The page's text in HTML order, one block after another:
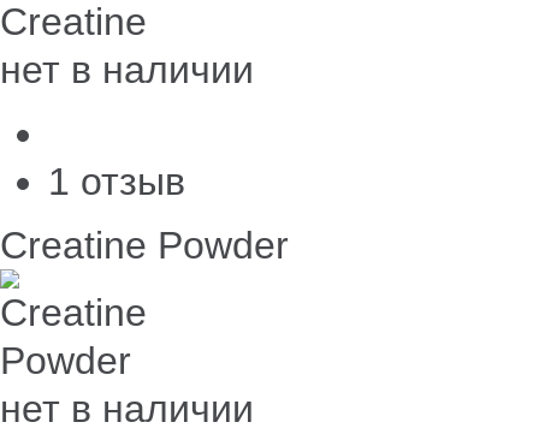
нет в наличии
1 отзыв
Creatine Powder
нет в наличии